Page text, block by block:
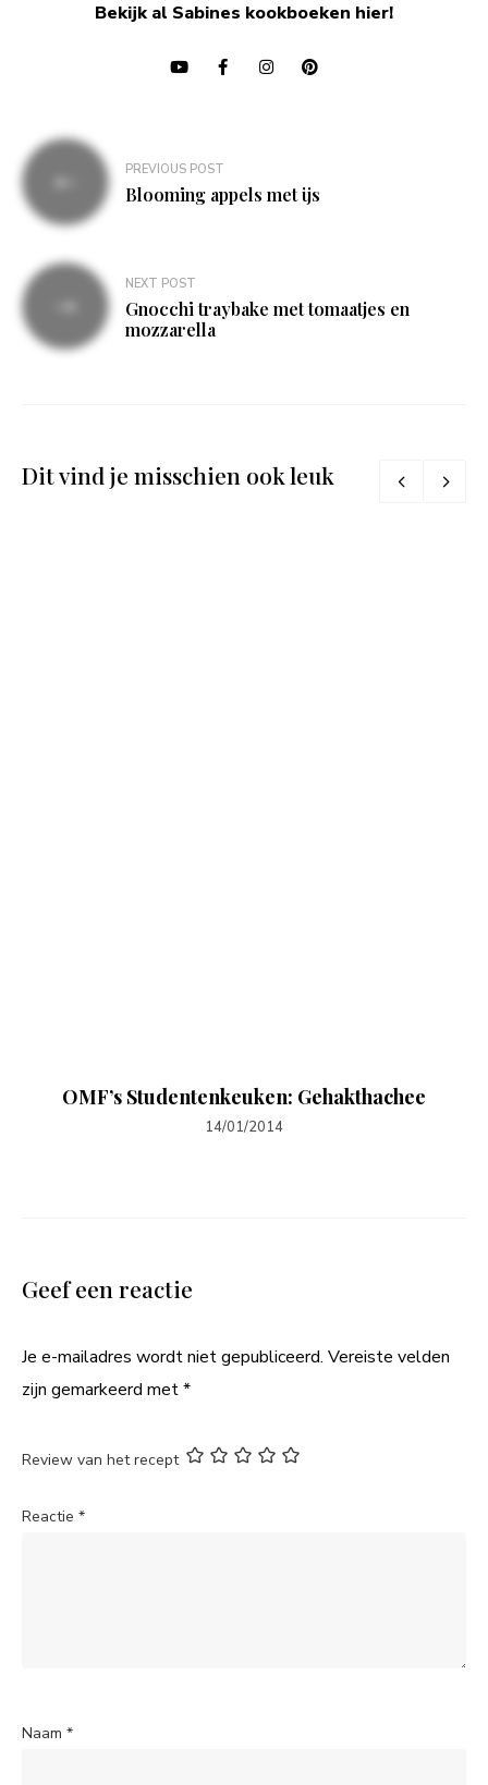
Bekijk al Sabines kookboeken hier!
Bericht
navigatie
PREVIOUS POST
Blooming appels met ijs
NEXT POST
Gnocchi traybake met tomaatjes en
mozzarella
Dit vind je misschien ook leuk
OMF’s Studentenkeuken: Gehakthachee
14/01/2014
Geef een reactie
Je e-mailadres wordt niet gepubliceerd. Vereiste velden
zijn gemarkeerd met*
Review van het recept
Reactie *
Naam *